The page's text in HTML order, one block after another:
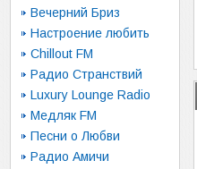
Вечерний Бриз
Настроение любить
Chillout FM
Радио Странствий
Luxury Lounge Radio
Медляк FM
Песни о Любви
Радио Амичи